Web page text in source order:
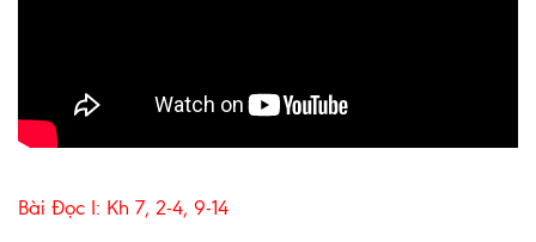
Bài Ðọc I: Kh 7, 2-4, 9-14